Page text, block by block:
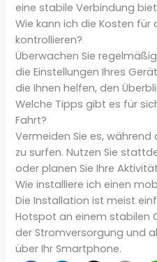
eine stabile Verbindung
Wie kann ich die Kosten
kontrollieren?
Überwachen Sie
die Einstellungen Ihres
die Ihnen helfen, den
Welche Tipps gibt es für
Fahrt?
Vermeiden Sie es,
zu surfen. Nutzen Sie
oder planen Sie Ihre
Wie installiere ich einen
Die Installation ist meist
Hotspot an einem stabilen
der Stromversorgung und
über Ihr Smartphone.